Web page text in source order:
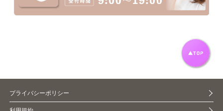
プライバシーポリシー